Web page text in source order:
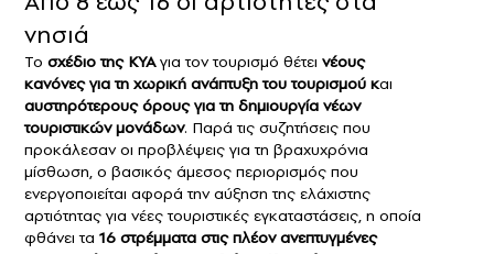
νησιά
Το σχέδιο της ΚΥΑγια τον τουρισμό θέτει νέους
κανόνες για τη χωρική ανάπτυξη του τουρισμού και
αυστηρότερους όρους για τη δημιουργία νέων
τουριστικών μονάδων. Παρά τις συζητήσεις που
προκάλεσαν οι προβλέψεις για τη βραχυχρόνια
μίσθωση, ο βασικός άμεσος περιορισμός που
ενεργοποιείται αφορά την αύξηση της ελάχιστης
αρτιότητας για νέες τουριστικές εγκαταστάσεις, η οποία
φθάνει τα 16 στρέμματα στις πλέον ανεπτυγμένες